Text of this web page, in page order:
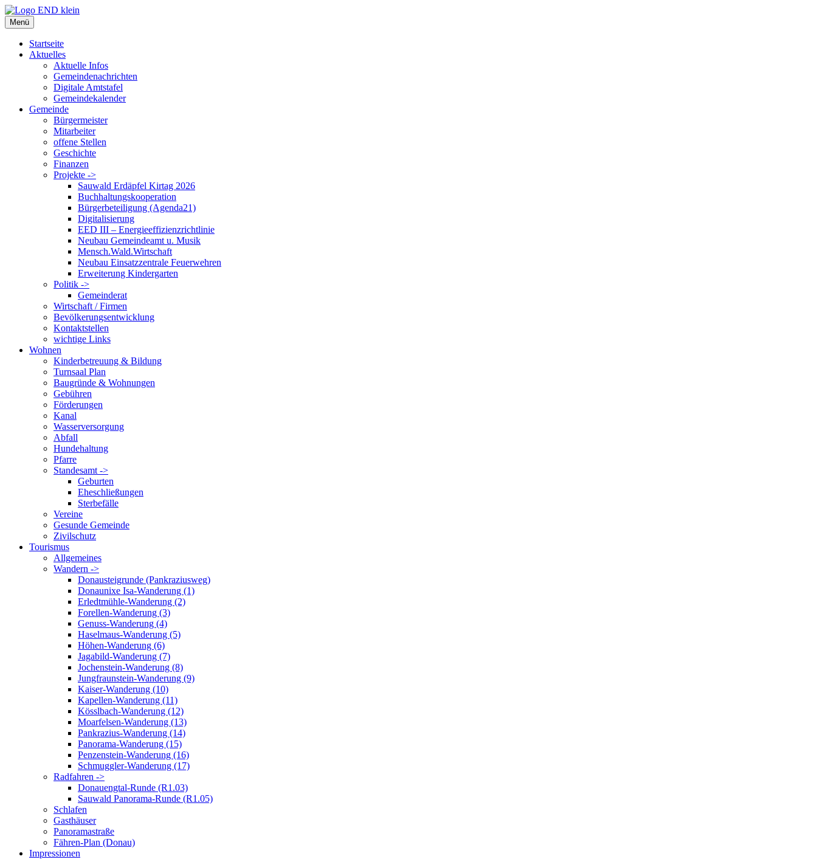
Zum
Inhalt
springen
Menü
Startseite
Aktuelles
Aktuelle Infos
Gemeindenachrichten
Digitale Amtstafel
Gemeindekalender
Gemeinde
Bürgermeister
Mitarbeiter
offene Stellen
Geschichte
Finanzen
Projekte ->
Sauwald Erdäpfel Kirtag 2026
Buchhaltungskooperation
Bürgerbeteiligung (Agenda21)
Digitalisierung
EED III – Energieeffizienzrichtlinie
Neubau Gemeindeamt u. Musik
Mensch.Wald.Wirtschaft
Neubau Einsatzzentrale Feuerwehren
Erweiterung Kindergarten
Politik ->
Gemeinderat
Wirtschaft / Firmen
Bevölkerungsentwicklung
Kontaktstellen
wichtige Links
Wohnen
Kinderbetreuung & Bildung
Turnsaal Plan
Baugründe & Wohnungen
Gebühren
Förderungen
Kanal
Wasserversorgung
Abfall
Hundehaltung
Pfarre
Standesamt ->
Geburten
Eheschließungen
Sterbefälle
Vereine
Gesunde Gemeinde
Zivilschutz
Tourismus
Allgemeines
Wandern ->
Donausteigrunde (Pankraziusweg)
Donaunixe Isa-Wanderung (1)
Erledtmühle-Wanderung (2)
Forellen-Wanderung (3)
Genuss-Wanderung (4)
Haselmaus-Wanderung (5)
Höhen-Wanderung (6)
Jagabild-Wanderung (7)
Jochenstein-Wanderung (8)
Jungfraunstein-Wanderung (9)
Kaiser-Wanderung (10)
Kapellen-Wanderung (11)
Kösslbach-Wanderung (12)
Moarfelsen-Wanderung (13)
Pankrazius-Wanderung (14)
Panorama-Wanderung (15)
Penzenstein-Wanderung (16)
Schmuggler-Wanderung (17)
Radfahren ->
Donauengtal-Runde (R1.03)
Sauwald Panorama-Runde (R1.05)
Schlafen
Gasthäuser
Panoramastraße
Fähren-Plan (Donau)
Impressionen